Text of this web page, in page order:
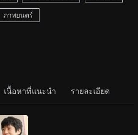
ภาพยนตร์
เนื้อหาที่แนะนำ รายละเอียด